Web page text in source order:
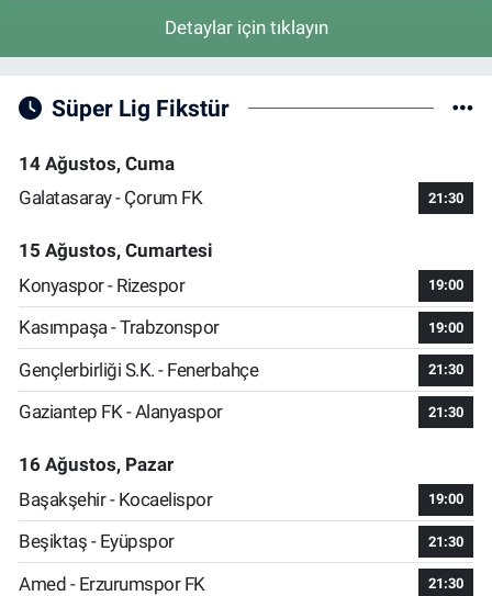
Detaylar için tıklayın
Süper Lig Fikstür
14 Ağustos, Cuma
Galatasaray - Çorum FK
21:30
15 Ağustos, Cumartesi
Konyaspor - Rizespor
19:00
Kasımpaşa - Trabzonspor 19:00
Gençlerbirliği S.K. - Fenerbahçe 21:30
Gaziantep FK - Alanyaspor 21:30
16 Ağustos, Pazar
Başakşehir - Kocaelispor
19:00
Beşiktaş - Eyüpspor 21:30
Amed - Erzurumspor FK 21:30